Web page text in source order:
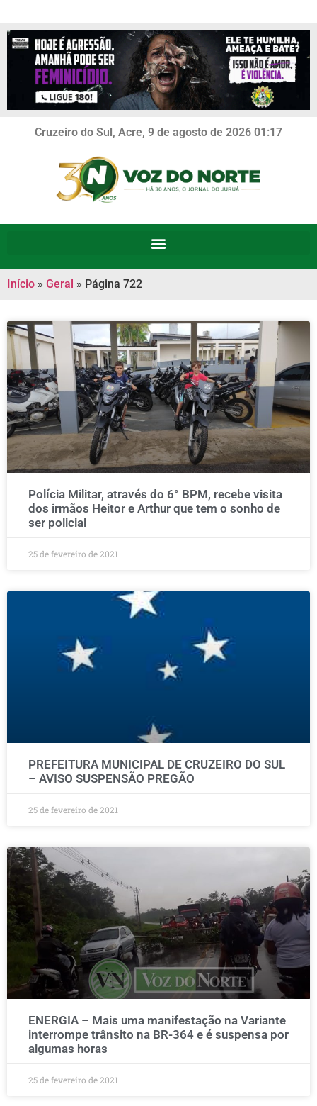
Cruzeiro do Sul, Acre, 9 de agosto de 2026 01:17
Início » Geral » Página 722
Polícia Militar, através do 6° BPM, recebe visita
dos irmãos Heitor e Arthur que tem o sonho de
ser policial
25 de fevereiro de 2021
PREFEITURA MUNICIPAL DE CRUZEIRO DO SUL
– AVISO SUSPENSÃO PREGÃO
25 de fevereiro de 2021
ENERGIA – Mais uma manifestação na Variante
interrompe trânsito na BR-364 e é suspensa por
algumas horas
25 de fevereiro de 2021